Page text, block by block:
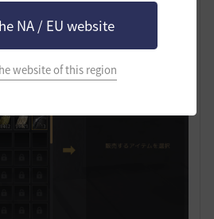
NA / EU website
website of this region